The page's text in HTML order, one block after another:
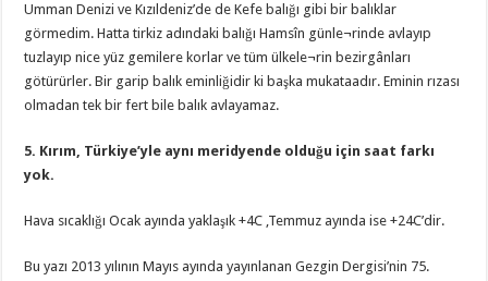
Umman Denizi ve Kızıldeniz’de de Kefe balığı gibi bir balıklar
görmedim. Hatta tirkiz adındaki balığı Hamsîn günle¬rinde avlayıp
tuzlayıp nice yüz gemilere korlar ve tüm ülkele¬rin bezirgânları
götürürler. Bir garip balık eminliğidir ki başka mukataadır. Eminin rızası
olmadan tek bir fert bile balık avlayamaz.
5. Kırım, Türkiye’yle aynı meridyende olduğu için saat farkı
yok.
Hava sıcaklığı Ocak ayında yaklaşık +4C ,Temmuz ayında ise +24C’dir.
Bu yazı 2013 yılının Mayıs ayında yayınlanan Gezgin Dergisi’nin 75.